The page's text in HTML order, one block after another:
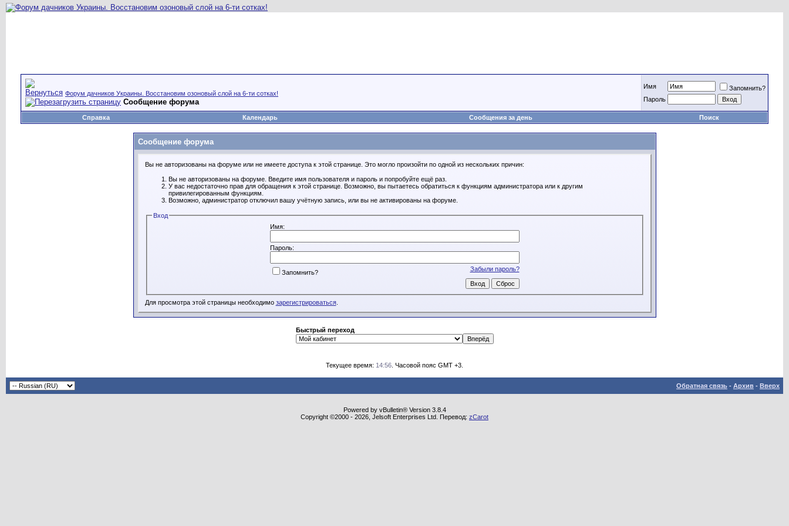
Форум дачников Украины. Восстановим озоновый слой на 6-ти сотках!
Сообщение форума
Имя
Запомнить?
Пароль
Справка Календарь Сообщения за день Поиск
Сообщение форума
Вы не авторизованы на форуме или не имеете доступа к этой странице. Это могло произойти по одной из нескольких причин:
Вы не авторизованы на форуме. Введите имя пользователя и пароль и попробуйте ещё раз.
У вас недостаточно прав для обращения к этой странице. Возможно, вы пытаетесь обратиться к функциям администратора или к другим
привилегированным функциям.
Возможно, администратор отключил вашу учётную запись, или вы не активированы на форуме.
Вход
Имя:
Пароль:
Забыли пароль?
Запомнить?
Для просмотра этой страницы необходимо зарегистрироваться.
Быстрый переход
Текущее время: 14:56 . Часовой пояс GMT +3.
Обратная связь - Архив - Вверх
Powered by vBulletin® Version 3.8.4
Copyright ©2000 - 2026, Jelsoft Enterprises Ltd. Перевод: zCarot